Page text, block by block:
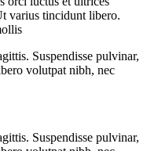
varius tincidunt libero.
Suspendisse pulvinar,
volutpat nibh, nec
Suspendisse pulvinar,